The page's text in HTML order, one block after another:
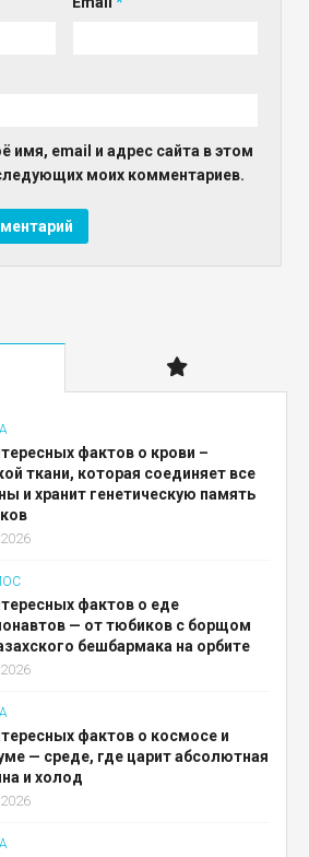
имя, email и адрес сайта в этом
моих комментариев.
фактов о крови –
ткани, которая соединяет все
и хранит генетическую память
фактов о еде
— от тюбиков с борщом
бешбармака на орбите
фактов о космосе и
— среде, где царит абсолютная
и холод